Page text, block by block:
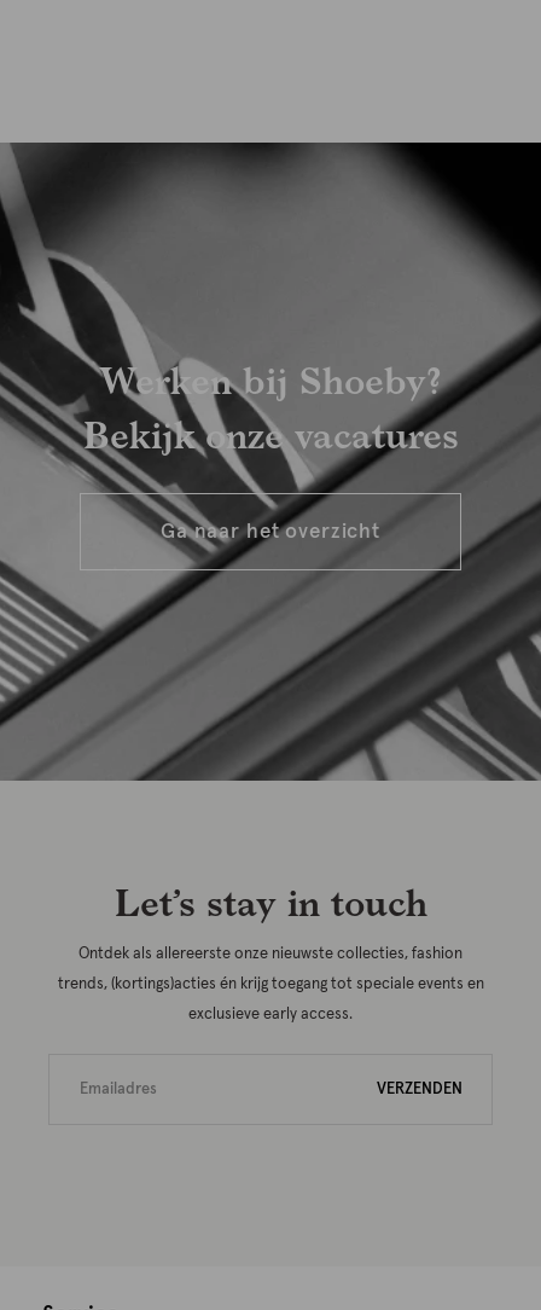
Werken bij Shoeby?
Bekijk onze vacatures
Ga naar het overzicht
Let’s stay in touch
Ontdek als allereerste onze nieuwste collecties, fashion
trends, (kortings)acties én krijg toegang tot speciale events en
exclusieve early access.
VERZENDEN